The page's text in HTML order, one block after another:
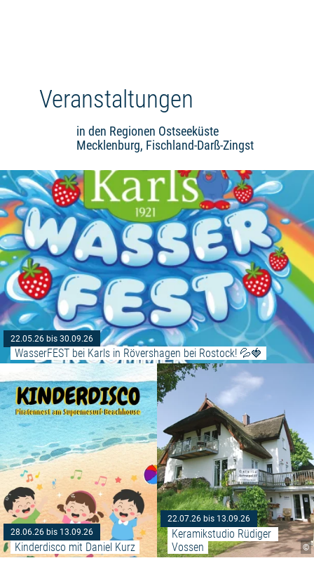
Veranstaltungen
in den Regionen Ostseeküste
Mecklenburg, Fischland-Darß-Zingst
22.05.26 bis 30.09.26
WasserFEST bei Karls in Rövershagen bei Rostock! 💦🍓
28.06.26 bis 13.09.26
Kinderdisco mit Daniel Kurz
Weiterlesen: "Kinderdisco mit
©
22.07.26 bis 13.09.26
Keramikstudio Rüdiger
Vossen